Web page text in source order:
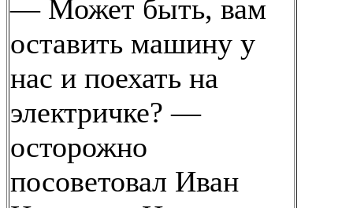
— Может быть, вам
оставить машину у
нас и поехать на
электричке? —
осторожно
посоветовал Иван